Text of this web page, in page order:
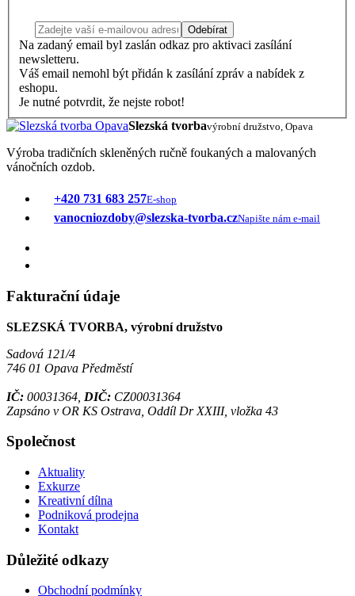
Odebírat
Na zadaný email byl zaslán odkaz pro aktivaci zasílání
newsletteru.
Váš email nemohl být přidán k zasílání zpráv a nabídek z
eshopu.
Je nutné potvrdit, že nejste robot!
Slezská tvorbavýrobní družstvo, Opava
Výroba tradičních skleněných ručně foukaných a malovaných
vánočních ozdob.
+420 731 683 257E-shop
vanocniozdoby@slezska-tvorba.czNapište nám e-mail
Fakturační údaje
SLEZSKÁ TVORBA, výrobní družstvo
Sadová 121/4
746 01 Opava Předměstí
IČ: 00031364, DIČ: CZ00031364
Zapsáno v OR KS Ostrava, Oddíl Dr XXIII, vložka 43
Společnost
Aktuality
Exkurze
Kreativní dílna
Podniková prodejna
Kontakt
Důležité odkazy
Obchodní podmínky